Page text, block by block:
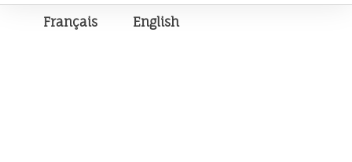
Français English